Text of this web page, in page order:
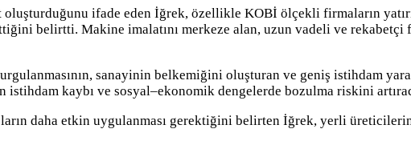
oluşturduğunu ifade eden İğrek, özellikle KOBİ ölçekli firmaların
belirtti. Makine imalatını merkeze alan, uzun vadeli ve
sanayinin belkemiğini oluşturan ve geniş istihdam
istihdam kaybı ve sosyal–ekonomik dengelerde bozulma riskini
daha etkin uygulanması gerektiğini belirten İğrek, yerli